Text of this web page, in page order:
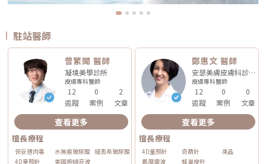
駐站醫師
曾繁聞 醫師
凝境美學診所
皮膚專科醫師
12
追蹤
0
案例
2
文章
查看更多
擅長療程
保妥適肉毒 水無痕玻尿酸 緹奧希玻尿酸
4D童顏針
美國極線音波
鄭惠文 醫師
安瑟美膚皮膚科診所
皮膚專科醫師
12
追蹤
0
案例
0
文章
查看更多
擅長療程
4D童顏針 奇蹟針
凍晶
鳳凰電波
蜂巢皮秒